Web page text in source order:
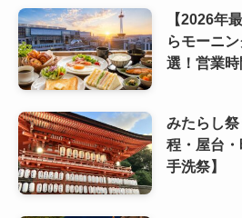
【2026年
らモーニ
選！営業時
みたらし
程・屋台
手洗祭】